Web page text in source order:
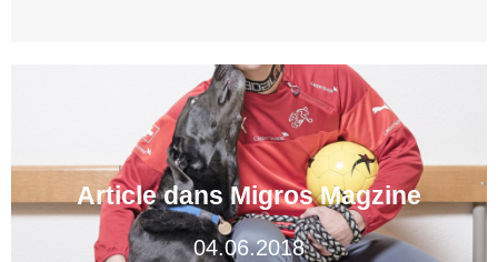
Article dans Migros Magzine
04.06.2018